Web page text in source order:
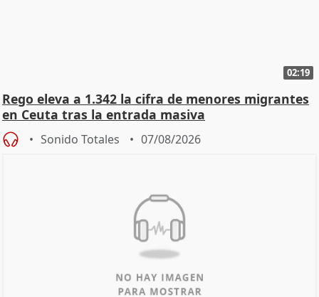
02:19
Rego eleva a 1.342 la cifra de menores migrantes
en Ceuta tras la entrada masiva
Sonido Totales 07/08/2026